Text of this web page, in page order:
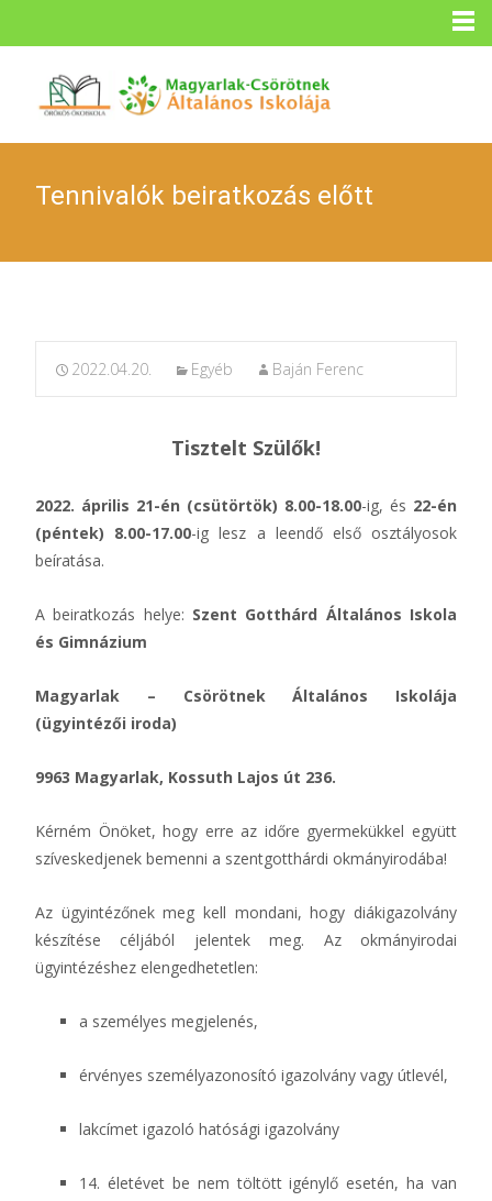
Tennivalók beiratkozás előtt
2022.04.20. Egyéb Baján Ferenc
Tisztelt Szülők!
2022. április 21-én (csütörtök) 8.00-18.00-ig, és 22-én
(péntek) 8.00-17.00-ig lesz a leendő első osztályosok
beíratása.
A beiratkozás helye: Szent Gotthárd Általános Iskola
és Gimnázium
Magyarlak – Csörötnek Általános Iskolája
(ügyintézői iroda)
9963 Magyarlak, Kossuth Lajos út 236.
Kérném Önöket, hogy erre az időre gyermekükkel együtt
szíveskedjenek bemenni a szentgotthárdi okmányirodába!
Az ügyintézőnek meg kell mondani, hogy diákigazolvány
készítése céljából jelentek meg. Az okmányirodai
ügyintézéshez elengedhetetlen:
a személyes megjelenés,
érvényes személyazonosító igazolvány vagy útlevél,
lakcímet igazoló hatósági igazolvány
14. életévet be nem töltött igénylő esetén, ha van